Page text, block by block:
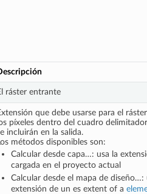
ráster entrante
que debe usarse para el
píxeles dentro del cuadro
incluirán en la salida.
métodos disponibles son:
Calcular desde capa…: usa la
cargada en el proyecto actual
Calcular desde el mapa de diseño…:
extensión de un es extent of a